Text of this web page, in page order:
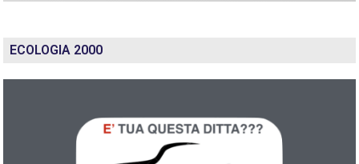
ECOLOGIA 2000